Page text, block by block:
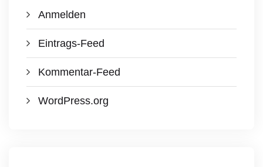
Anmelden
Eintrags-Feed
Kommentar-Feed
WordPress.org